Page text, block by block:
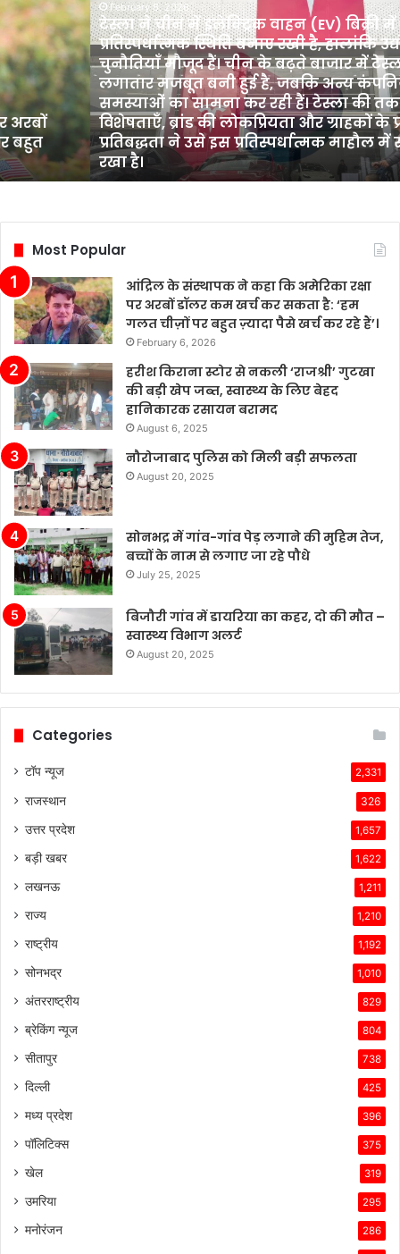
अरबों
बहुत
ने
चीन
में
इलेक्ट्रिक
वाहन
(EV)
बिक्री
में
प्रतिस्पर्धात्मक
स्थिति
रखी
हालांकि
उद्योग
में
कई
चुनौतियाँ
हैं।
चीन
के
बढ़ते
में
टेस्ला
की
बिक्री
लगातार
मजबूत
बनी
हुई
है,
जबकि
अन्य
कंपनियां
समस्याओं
का
सामना
February 6, 2026
टेस्ला ने चीन में इलेक्ट्रिक वाहन (EV) बिक्री में
प्रतिस्पर्धात्मक स्थिति बनाए रखी है, हालांकि
चुनौतियाँ मौजूद हैं। चीन के बढ़ते बाजार में
लगातार मजबूत बनी हुई है, जबकि अन्य
समस्याओं का सामना कर रही हैं। टेस्ला की
विशेषताएँ, ब्रांड की लोकप्रियता और ग्राहकों के
प्रतिबद्धता ने उसे इस प्रतिस्पर्धात्मक माहौल
रखा है।
Most Popular
आंद्रिल के संस्थापक ने कहा कि अमेरिका रक्षा
पर अरबों डॉलर कम खर्च कर सकता है: ‘हम
गलत चीज़ों पर बहुत ज़्यादा पैसे खर्च कर रहे हैं’।
February 6, 2026
हरीश किराना स्टोर से नकली ‘राजश्री’ गुटखा
की बड़ी खेप जब्त, स्वास्थ्य के लिए बेहद
हानिकारक रसायन बरामद
August 6, 2025
नौरोजाबाद पुलिस को मिली बड़ी सफलता
August 20, 2025
सोनभद्र में गांव-गांव पेड़ लगाने की मुहिम तेज,
बच्चों के नाम से लगाए जा रहे पौधे
July 25, 2025
बिजौरी गांव में डायरिया का कहर, दो की मौत –
स्वास्थ्य विभाग अलर्ट
August 20, 2025
Categories
टॉप न्यूज 2,331
राजस्थान 326
उत्तर प्रदेश 1,657
बड़ी खबर 1,622
लखनऊ 1,211
राज्य 1,210
राष्ट्रीय 1,192
सोनभद्र 1,010
अंतरराष्ट्रीय 829
ब्रेकिंग न्यूज 804
सीतापुर 738
दिल्ली 425
मध्य प्रदेश 396
पॉलिटिक्स 375
खेल 319
उमरिया 295
मनोरंजन 286